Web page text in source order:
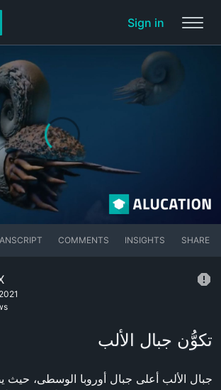
Sign in
COMMENTS INSIGHTS SHARE
تكوُّن جبال الألب